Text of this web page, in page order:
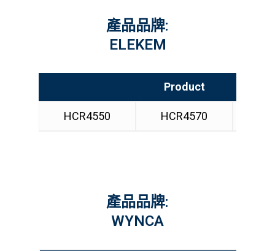
產品品牌:
ELEKEM
Product
HCR4550 HCR4570
產品品牌:
WYNCA